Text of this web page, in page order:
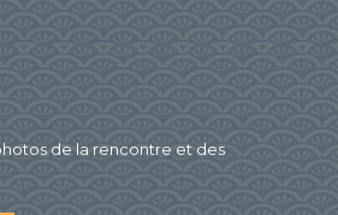
de la rencontre et des